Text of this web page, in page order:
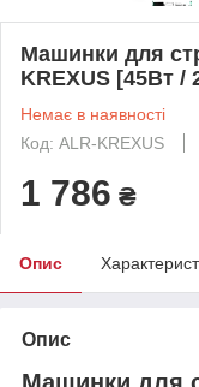
Машинки для
KREXUS [45Вт /
Немає в наявності
Код: ALR-KREXUS
1 786 ₴
Опис
Опис